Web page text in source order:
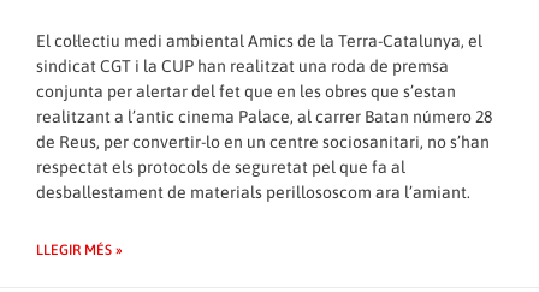
El col·lectiu medi ambiental Amics de la Terra-Catalunya, el
sindicat CGT i la CUP han realitzat una roda de premsa
conjunta per alertar del fet que en les obres que s’estan
realitzant a l’antic cinema Palace, al carrer Batan número 28
de Reus, per convertir-lo en un centre sociosanitari, no s’han
respectat els protocols de seguretat pel que fa al
desballestament de materials perillososcom ara l’amiant.
LLEGIR MÉS »